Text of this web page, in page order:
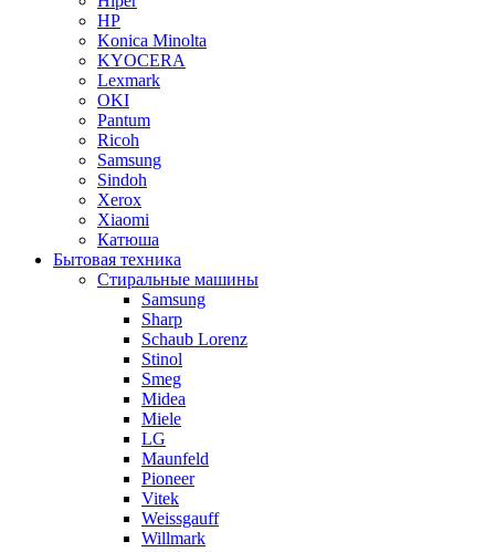
HP
Konica Minolta
KYOCERA
Lexmark
OKI
Pantum
Ricoh
Samsung
Sindoh
Xerox
Xiaomi
Катюша
Бытовая техника
Стиральные машины
Samsung
Sharp
Schaub Lorenz
Stinol
Smeg
Midea
Miele
LG
Maunfeld
Pioneer
Vitek
Weissgauff
Willmark